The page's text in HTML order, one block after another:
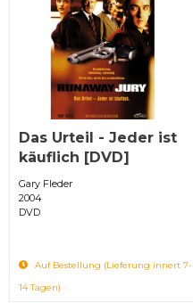
Das Urteil - Jeder ist
käuflich [DVD]
Gary Fleder
2004
DVD
Auf Bestellung (Lieferung innert 7-
14 Tagen)